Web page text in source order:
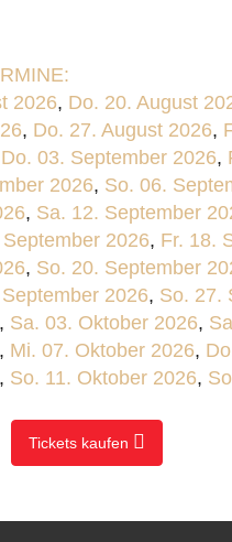
2026, Do. 20. August
, Do. 27. August 2026,
Do. 03. September 2026,
2026, So. 06.
, Sa. 12. September
2026, Fr. 18.
, So. 20. September
2026, So. 27.
, Sa. 03. Oktober 2026,
, Mi. 07. Oktober 2026,
, So. 11. Oktober 2026,
Tickets kaufen